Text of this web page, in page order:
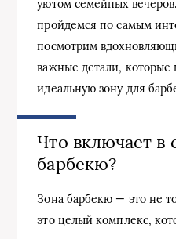
уютом семейных
пройдемся по самым
посмотрим
важные детали, которые
идеальную зону для
Что включает в
барбекю?
Зона барбекю — это не
это целый комплекс,